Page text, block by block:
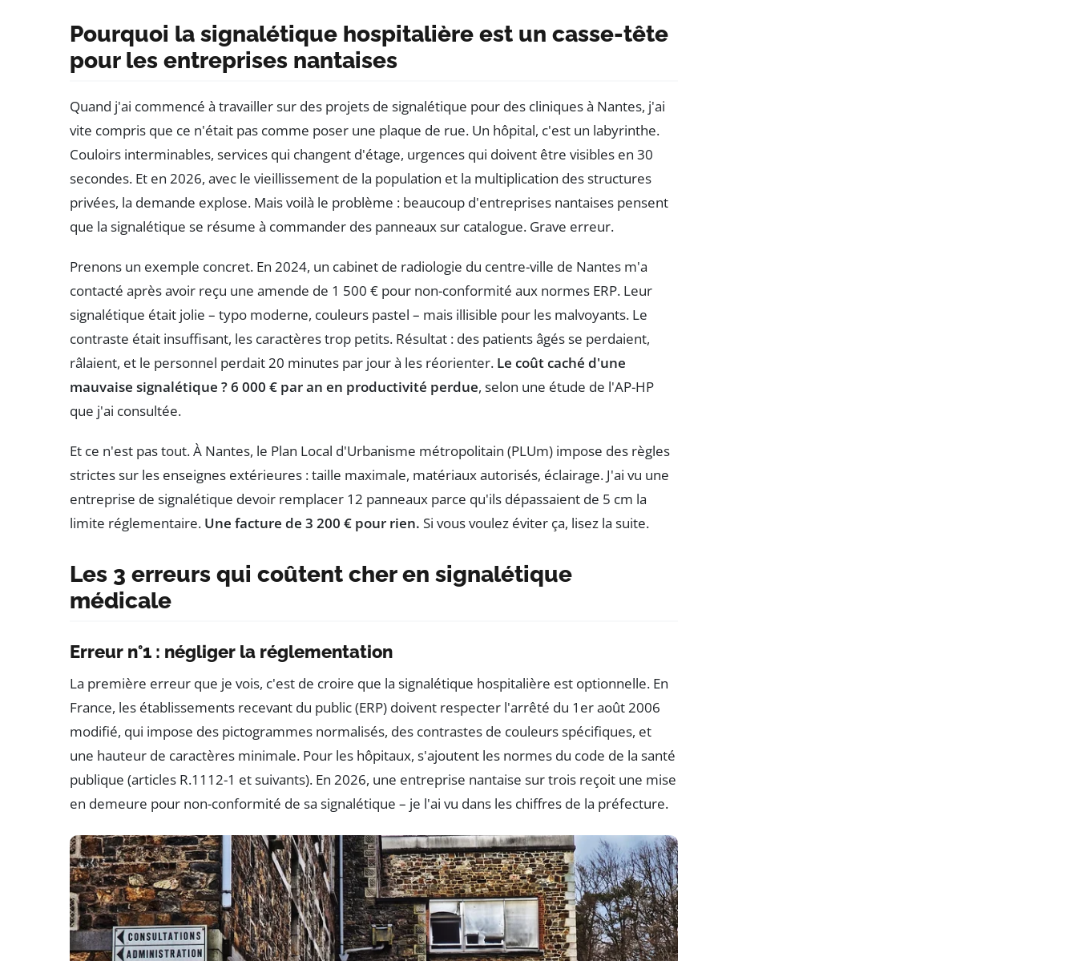
Pourquoi la signalétique hospitalière est un casse-tête
pour les entreprises nantaises
Quand j'ai commencé à travailler sur des projets de signalétique pour des cliniques à Nantes, j'ai
vite compris que ce n'était pas comme poser une plaque de rue. Un hôpital, c'est un labyrinthe.
Couloirs interminables, services qui changent d'étage, urgences qui doivent être visibles en 30
secondes. Et en 2026, avec le vieillissement de la population et la multiplication des structures
privées, la demande explose. Mais voilà le problème : beaucoup d'entreprises nantaises pensent
que la signalétique se résume à commander des panneaux sur catalogue. Grave erreur.
Prenons un exemple concret. En 2024, un cabinet de radiologie du centre-ville de Nantes m'a
contacté après avoir reçu une amende de 1 500 € pour non-conformité aux normes ERP. Leur
signalétique était jolie – typo moderne, couleurs pastel – mais illisible pour les malvoyants. Le
contraste était insuffisant, les caractères trop petits. Résultat : des patients âgés se perdaient,
râlaient, et le personnel perdait 20 minutes par jour à les réorienter. Le coût caché d'une
mauvaise signalétique ? 6 000 € par an en productivité perdue, selon une étude de l'AP-HP
que j'ai consultée.
Et ce n'est pas tout. À Nantes, le Plan Local d'Urbanisme métropolitain (PLUm) impose des règles
strictes sur les enseignes extérieures : taille maximale, matériaux autorisés, éclairage. J'ai vu une
entreprise de signalétique devoir remplacer 12 panneaux parce qu'ils dépassaient de 5 cm la
limite réglementaire. Une facture de 3 200 € pour rien. Si vous voulez éviter ça, lisez la suite.
Les 3 erreurs qui coûtent cher en signalétique
médicale
Erreur n°1 : négliger la réglementation
La première erreur que je vois, c'est de croire que la signalétique hospitalière est optionnelle. En
France, les établissements recevant du public (ERP) doivent respecter l'arrêté du 1er août 2006
modifié, qui impose des pictogrammes normalisés, des contrastes de couleurs spécifiques, et
une hauteur de caractères minimale. Pour les hôpitaux, s'ajoutent les normes du code de la santé
publique (articles R.1112-1 et suivants). En 2026, une entreprise nantaise sur trois reçoit une mise
en demeure pour non-conformité de sa signalétique – je l'ai vu dans les chiffres de la préfecture.